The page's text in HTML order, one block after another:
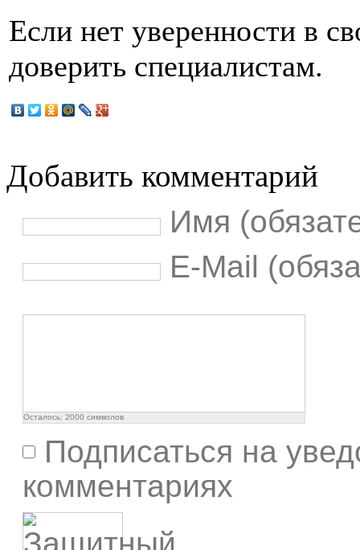
Если нет уверенности в
доверить специалистам.
Добавить комментарий
Имя
E-Mail
Осталось: 2000 символов
Подписаться на
комментариях